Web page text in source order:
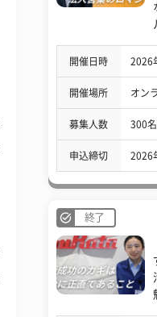
開催日時 2026
開催場所 オン
募集人数 300名
申込締切 2026
終了